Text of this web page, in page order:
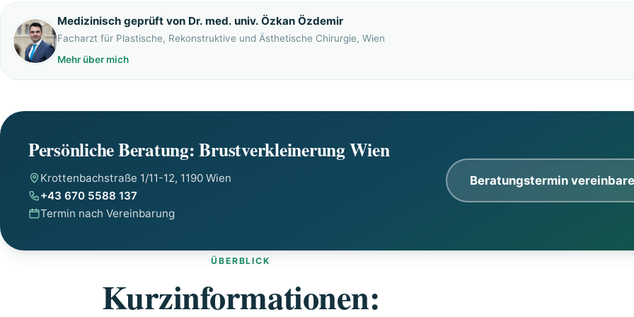
Medizinisch geprüft von Dr. med. univ. Özkan Özdemir
Facharzt für Plastische, Rekonstruktive und Ästhetische Chirurgie, Wien
Mehr über mich
Persönliche Beratung: Brustverkleinerung Wien
Krottenbachstraße 1/11-12, 1190 Wien
+43 670 5588 137
Termin nach Vereinbarung
Beratungstermin
ÜBERBLICK
Kurzinformationen: